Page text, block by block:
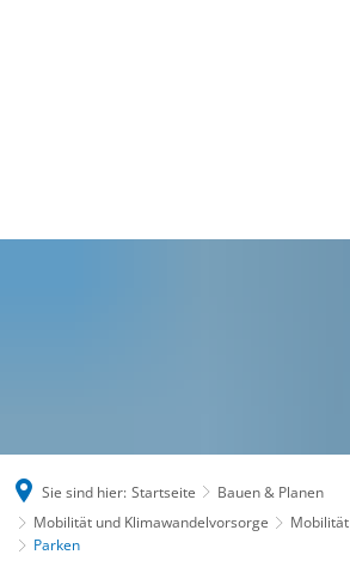
Sie sind hier: Startseite
Bauen & Planen
Mobilität und Klimawandelvorsorge
Mobilität
Parken